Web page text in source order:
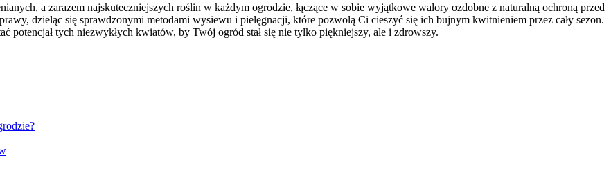
a zarazem najskuteczniejszych roślin w każdym ogrodzie, łączące w sobie wyjątkowe walory ozdobne z naturalną ochroną przed
dzieląc się sprawdzonymi metodami wysiewu i pielęgnacji, które pozwolą Ci cieszyć się ich bujnym kwitnieniem przez cały sezon.
tych niezwykłych kwiatów, by Twój ogród stał się nie tylko piękniejszy, ale i zdrowszy.